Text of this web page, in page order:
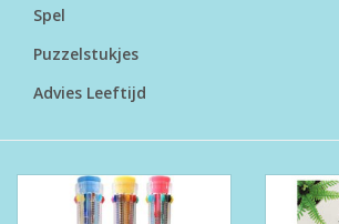
TekstKado
Feest
Spel
Puzzelstukjes
Advies Leeftijd